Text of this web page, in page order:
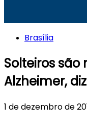
Brasília
Solteiros são
Alzheimer,
1 de dezembro de